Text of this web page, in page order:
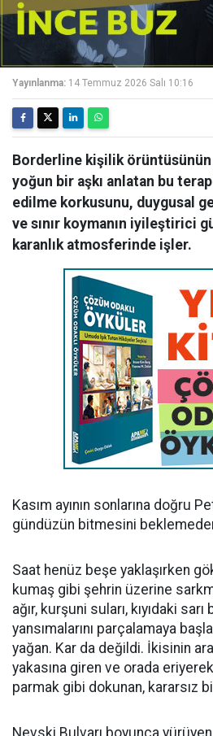
Yayınlanma: 14 Temmuz 2026 Salı 10:16
Borderline kişilik
yoğun bir aşkı anlatan bu
edilme korkusunu, duygusal
ve sınır koymanın iyileştirici
karanlık atmosferinde işler.
Kasım ayının sonlarına doğru
gündüzün bitmesini
Saat henüz beşe yaklaşırken
kumaş gibi şehrin üzerine
ağır, kurşuni suları, kıyıdaki
yansımalarını parçalamaya
yağan. Kar da değildi. İkisinin
yakasına giren ve orada
parmak gibi dokunan, kararsız